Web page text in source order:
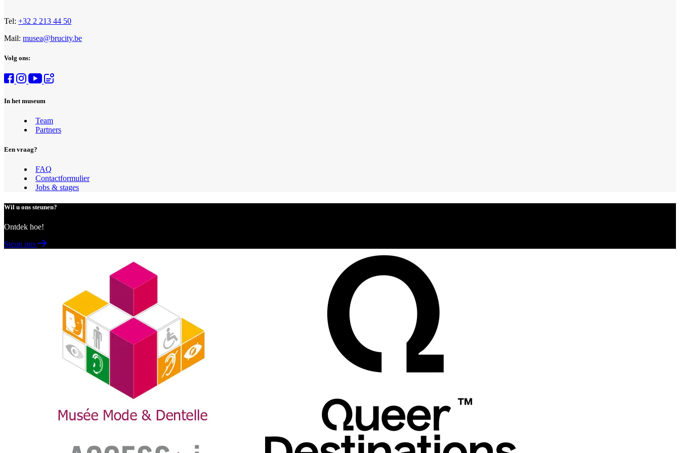
Tel: +32 2 213 44 50
Mail: musea@brucity.be
Volg ons:
In het museum
Team
Partners
Een vraag?
FAQ
Contactformulier
Jobs & stages
Wil u ons steunen?
Ontdek hoe!
Steun ons